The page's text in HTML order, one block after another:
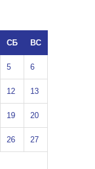
СБ ВС
5 6
12 13
19 20
26 27